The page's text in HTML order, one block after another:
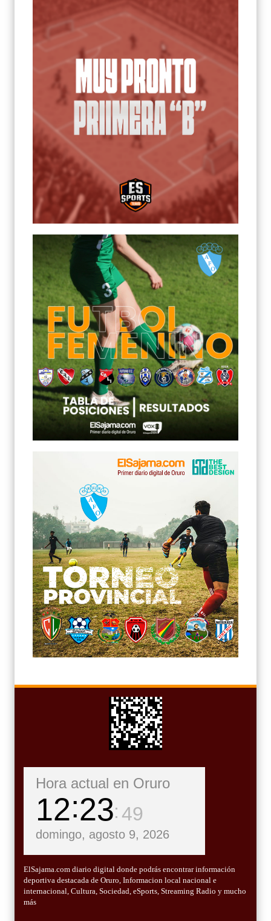
Hora actual en Oruro
12 23 50
domingo, agosto 9, 2026
ElSajama.com diario digital donde podrás encontrar información
deportiva destacada de Oruro, Informacion local nacional e
internacional, Cultura, Sociedad, eSports, Streaming Radio y mucho
más